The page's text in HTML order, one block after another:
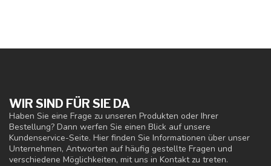
WIR SIND FÜR SIE DA
Haben Sie eine Frage zu unseren Produkten oder Ihrer
Bestellung? Dann werfen Sie einen Blick auf unsere
Kundenservice-Seite. Hier finden Sie Informationen über unser
Unternehmen, Antworten auf häufig gestellte Fragen und
verschiedene Möglichkeiten, mit uns in Kontakt zu treten.